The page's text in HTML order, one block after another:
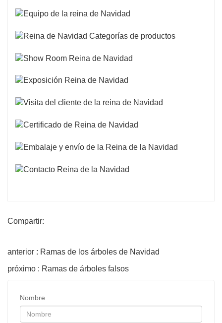
Compartir:
anterior : Ramas de los árboles de Navidad
próximo : Ramas de árboles falsos
Nombre